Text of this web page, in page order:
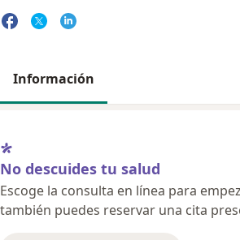
Información
No descuides tu salud
Escoge la consulta en línea para
también puedes reservar una cita